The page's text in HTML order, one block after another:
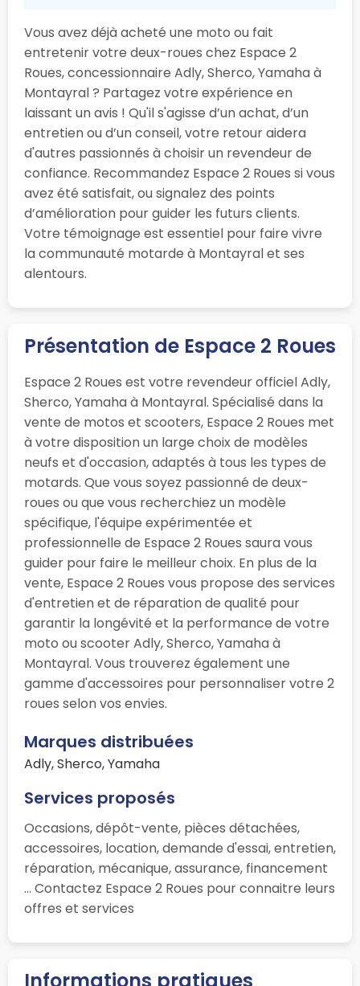
Vous avez déjà acheté une moto ou fait
entretenir votre deux-roues chez Espace 2
Roues, concessionnaire Adly, Sherco, Yamaha à
Montayral ? Partagez votre expérience en
laissant un avis ! Qu'il s'agisse d’un achat, d’un
entretien ou d’un conseil, votre retour aidera
d'autres passionnés à choisir un revendeur de
confiance. Recommandez Espace 2 Roues si vous
avez été satisfait, ou signalez des points
d’amélioration pour guider les futurs clients.
Votre témoignage est essentiel pour faire vivre
la communauté motarde à Montayral et ses
alentours.
Présentation de Espace 2 Roues
Espace 2 Roues est votre revendeur officiel Adly,
Sherco, Yamaha à Montayral. Spécialisé dans la
vente de motos et scooters, Espace 2 Roues met
à votre disposition un large choix de modèles
neufs et d'occasion, adaptés à tous les types de
motards. Que vous soyez passionné de deux-
roues ou que vous recherchiez un modèle
spécifique, l'équipe expérimentée et
professionnelle de Espace 2 Roues saura vous
guider pour faire le meilleur choix. En plus de la
vente, Espace 2 Roues vous propose des services
d'entretien et de réparation de qualité pour
garantir la longévité et la performance de votre
moto ou scooter Adly, Sherco, Yamaha à
Montayral. Vous trouverez également une
gamme d'accessoires pour personnaliser votre 2
roues selon vos envies.
Marques distribuées
Adly, Sherco, Yamaha
Services proposés
Occasions, dépôt-vente, pièces détachées,
accessoires, location, demande d'essai, entretien,
réparation, mécanique, assurance, financement
... Contactez Espace 2 Roues pour connaitre leurs
offres et services